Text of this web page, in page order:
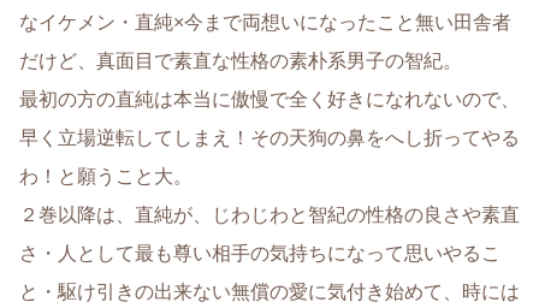
なイケメン・直純×今まで両想いになったこと無い田舎者
だけど、真面目で素直な性格の素朴系男子の智紀。
最初の方の直純は本当に傲慢で全く好きになれないので、
早く立場逆転してしまえ！その天狗の鼻をへし折ってやる
わ！と願うこと大。
２巻以降は、直純が、じわじわと智紀の性格の良さや素直
さ・人として最も尊い相手の気持ちになって思いやるこ
と・駆け引きの出来ない無償の愛に気付き始めて、時には